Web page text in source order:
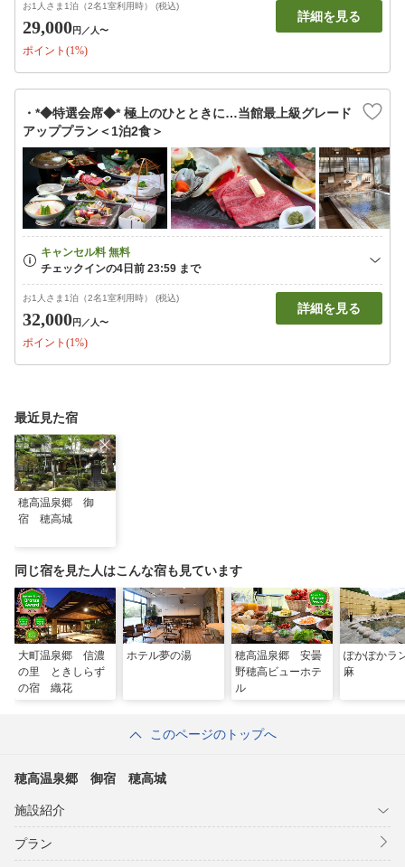
お1人さま1泊（2名1室利用時） (税込)
29,000円 ／人〜
ポイント(1%)
詳細を見る
・*◆特選会席◆* 極上のひとときに…当館最上級グレード
アッププラン＜1泊2食＞
お1人さま1泊（2名1室利用時） (税込)
32,000円 ／人〜
ポイント(1%)
詳細を見る
最近見た宿
穂高温泉郷 御
宿 穂高城
同じ宿を見た人はこんな宿も見ています
大町温泉郷 信濃
の里 ときしらず
の宿 織花
ホテル夢の湯
穂高温泉郷 安曇
野穂高ビューホテ
ル
ぽかぽかラ
麻
このページのトップへ
穂高温泉郷 御宿 穂高城
施設紹介
プラン